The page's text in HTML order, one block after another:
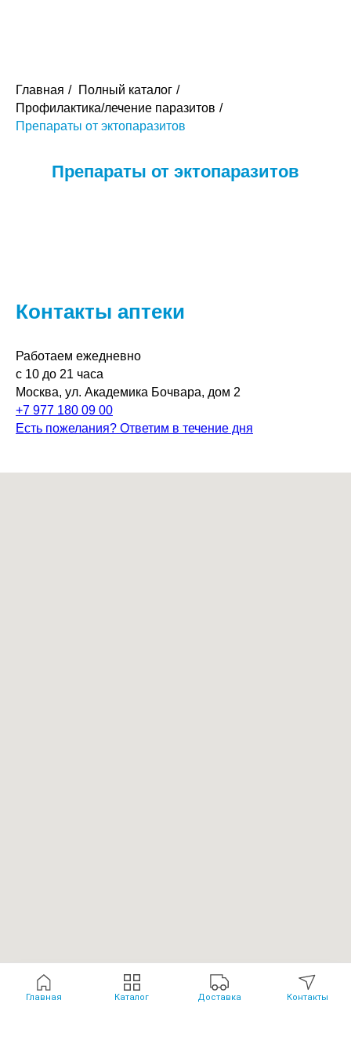
Главная Каталог Доставка Контакты
Главная / Полный каталог /
Профилактика/лечение паразитов /
Препараты от эктопаразитов
Препараты от эктопаразитов
Контакты аптеки
Работаем ежедневно
с 10 до 21 часа
Москва, ул. Академика Бочвара, дом 2
+7 977 180 09 00
Есть пожелания? Ответим в течение дня